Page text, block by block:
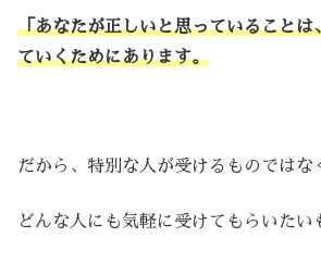
「あなたが正しいと思っていることは
ていくためにあります。
だから、特別な人が受けるものではな
どんな人にも気軽に受けてもらいたい